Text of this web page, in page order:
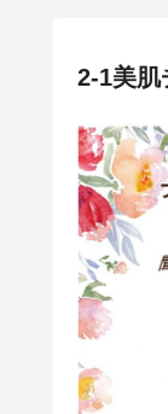
2-1美肌